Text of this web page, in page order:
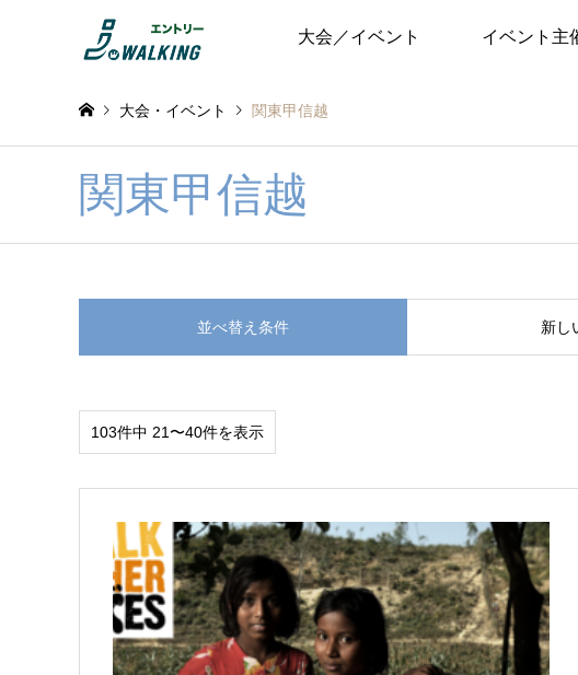
大会／イベント イベント主
大会・イベント 関東甲信越
関東甲信越
並べ替え条件 新し
103件中 21〜40件を表示